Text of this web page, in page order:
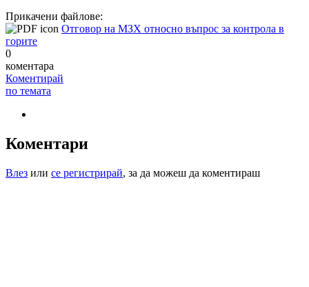
Прикачени файлове:
Отговор на МЗХ относно въпрос за контрола в
горите
0
коментара
Коментирай
по темата
Коментари
Влез или се регистрирай, за да можеш да коментираш